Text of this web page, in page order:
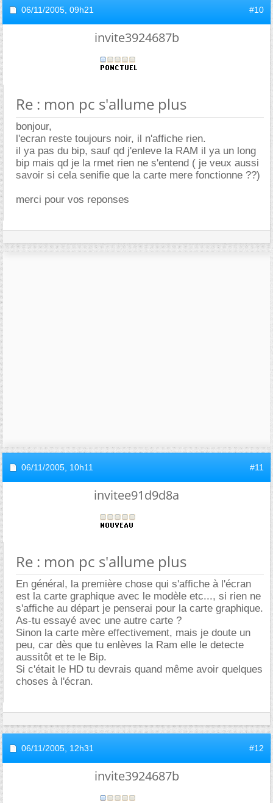
06/11/2005, 09h21 #10
invite3924687b
Re : mon pc s'allume plus
bonjour,
l'ecran reste toujours noir, il n'affiche rien.
il ya pas du bip, sauf qd j'enleve la RAM il ya un long
bip mais qd je la rmet rien ne s'entend ( je veux aussi
savoir si cela senifie que la carte mere fonctionne ??)
merci pour vos reponses
06/11/2005, 10h11 #11
invitee91d9d8a
Re : mon pc s'allume plus
En général, la première chose qui s'affiche à l'écran
est la carte graphique avec le modèle etc..., si rien ne
s'affiche au départ je penserai pour la carte graphique.
As-tu essayé avec une autre carte ?
Sinon la carte mère effectivement, mais je doute un
peu, car dès que tu enlèves la Ram elle le detecte
aussitôt et te le Bip.
Si c'était le HD tu devrais quand même avoir quelques
choses à l'écran.
06/11/2005, 12h31 #12
invite3924687b